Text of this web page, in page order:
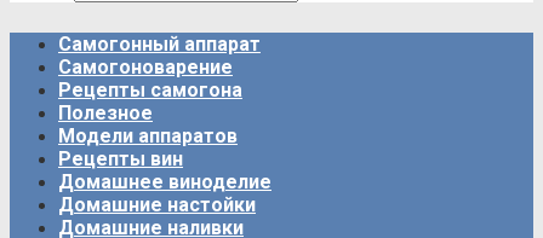
Самогонный аппарат
Самогоноварение
Рецепты самогона
Полезное
Модели аппаратов
Рецепты вин
Домашнее виноделие
Домашние настойки
Домашние наливки